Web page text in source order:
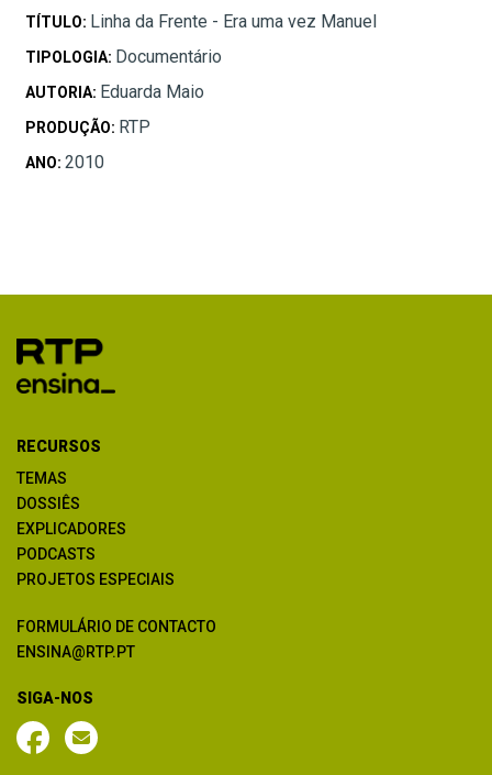
TÍTULO: Linha da Frente - Era uma vez Manuel
TIPOLOGIA: Documentário
AUTORIA: Eduarda Maio
PRODUÇÃO: RTP
ANO: 2010
RECURSOS
TEMAS
DOSSIÊS
EXPLICADORES
PODCASTS
PROJETOS ESPECIAIS
FORMULÁRIO DE CONTACTO
ENSINA@RTP.PT
SIGA-NOS